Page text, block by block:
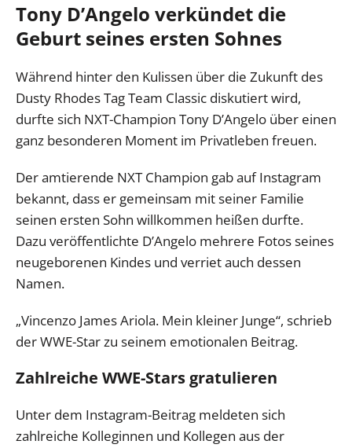
Tony D’Angelo verkündet die
Geburt seines ersten Sohnes
Während hinter den Kulissen über die Zukunft des
Dusty Rhodes Tag Team Classic diskutiert wird,
durfte sich NXT-Champion Tony D’Angelo über einen
ganz besonderen Moment im Privatleben freuen.
Der amtierende NXT Champion gab auf Instagram
bekannt, dass er gemeinsam mit seiner Familie
seinen ersten Sohn willkommen heißen durfte.
Dazu veröffentlichte D’Angelo mehrere Fotos seines
neugeborenen Kindes und verriet auch dessen
Namen.
„Vincenzo James Ariola. Mein kleiner Junge“, schrieb
der WWE-Star zu seinem emotionalen Beitrag.
Zahlreiche WWE-Stars gratulieren
Unter dem Instagram-Beitrag meldeten sich
zahlreiche Kolleginnen und Kollegen aus der